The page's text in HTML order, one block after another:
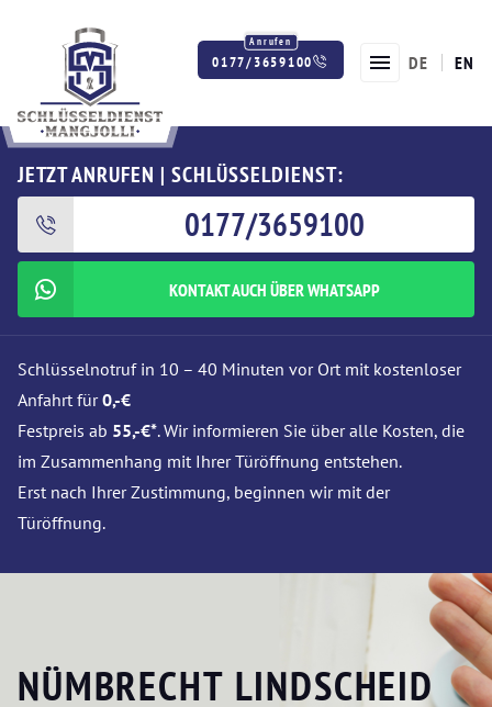
0177/3659100 DE EN
JETZT ANRUFEN | SCHLÜSSELDIENST:
0177/3659100
KONTAKT AUCH ÜBER WHATSAPP
Schlüsselnotruf in 10 – 40 Minuten vor Ort mit kostenloser
Anfahrt für0,-€
Festpreis ab 55,-€*. Wir informieren Sie über alle Kosten, die
im Zusammenhang mit Ihrer Türöffnung entstehen.
Erst nach Ihrer Zustimmung, beginnen wir mit der
Türöffnung.
NÜMBRECHT LINDSCHEID